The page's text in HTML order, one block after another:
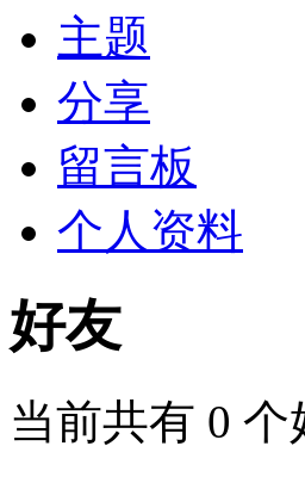
主题
分享
留言板
个人资料
好友
当前共有 0 个